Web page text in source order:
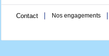
Contact Nos engagements